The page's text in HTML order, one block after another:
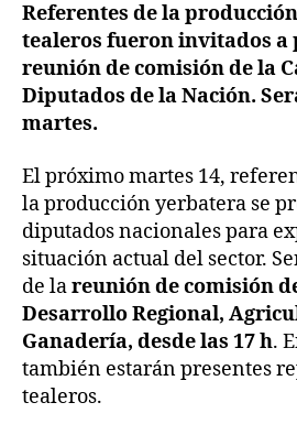
Referentes de la
tealeros fueron invitados
reunión de comisión de la
Diputados de la Nación.
martes.
El próximo martes 14,
la producción yerbatera se
diputados nacionales para
situación actual del sector.
de lareunión de comisión
Desarrollo Regional,
Ganadería, desde las 17 h.
también estarán presentes
tealeros.